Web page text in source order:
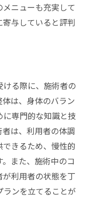
ニューも充実して
与していると評判
る際に、施術者の
は、身体のバラン
専門的な知識と技
は、利用者の体調
きるため、慢性的
また、施術中のコ
利用者の状態を丁
ンを立てることが